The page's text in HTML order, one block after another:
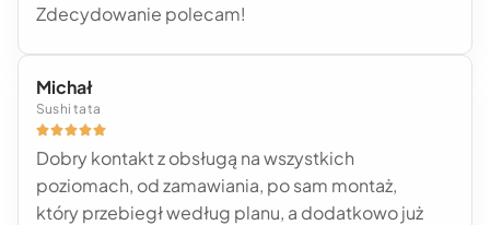
Zdecydowanie polecam!
Michał
Sushi tata

Dobry kontakt z obsługą na wszystkich
poziomach, od zamawiania, po sam montaż,
który przebiegł według planu, a dodatkowo już